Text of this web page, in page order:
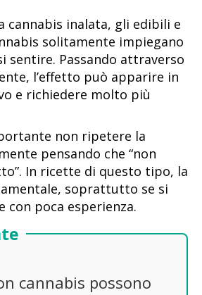
cannabis inalata, gli edibili e
solitamente impiegano
sentire. Passando attraverso
l’effetto può apparire in
e richiedere molto più
non ripetere la
pensando che “non
In ricette di questo tipo, la
soprattutto se si
poca esperienza.
cannabis possono